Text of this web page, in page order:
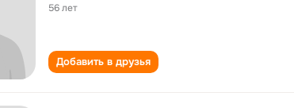
56 лет
Добавить в друзья